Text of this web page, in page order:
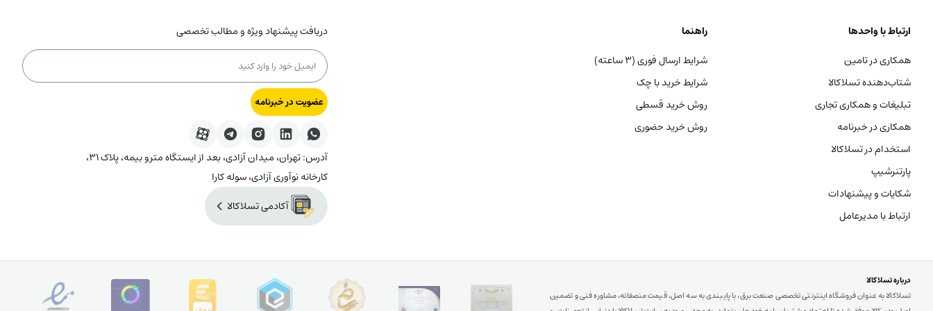
ارتباط با واحدها
همکاری در تامین
شتاب‌دهنده تسلاکالا
تبلیغات و همکاری تجاری
همکاری در خبرنامه
استخدام در تسلاکالا
پارتنرشیپ
شکایات و پیشنهادات
ارتباط با مدیرعامل
راهنما
شرایط ارسال فوری (۳ ساعته)
شرایط خرید با چک
روش خرید قسطی
روش خرید حضوری
دریافت پیشنهاد ویژه و مطالب تخصصی
عضویت در خبرنامه
آدرس: تهران، میدان آزادی، بعد از ایستگاه مترو بیمه، پلاک ۳۱،
کارخانه نوآوری آزادی، سوله کارا
آکادمی تسلاکالا
درباره تسلاکالا
تسلاکالا به عنوان فروشگاه اینترنتی تخصصی صنعت برق، با پایبندی به سه اصل، قیمت منصفانه، مشاوره فنی و تضمین